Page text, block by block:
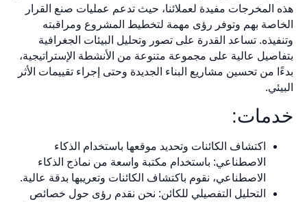
هذه المخرجات مفيدة لعملائنا، حيث تدعم عمليات صنع القرار
الخاصة بهم وتوفر رؤى مهمة لتخطيط المشروع ومراقبته
وتنفيذه. تساعد القدرة على تصور وتحليل البيئات الجغرافية
بتفاصيل عالية على مجموعة متنوعة من الأنشطة الإستراتيجية،
بدءًا من تحسين مشاريع البناء الجديدة وحتى إجراء تقييمات الأثر
البيئي.
خدمات:
اكتشاف الكائنات وتحديد موقعها باستخدام الذكاء
الاصطناعي: باستخدام مكتبة واسعة من نماذج الذكاء
الاصطناعي، نقوم باكتشاف الكائنات وتعريبها بدقة عالية.
التحليل التفصيلي للكائن: نحن نقدم رؤى حول خصائص